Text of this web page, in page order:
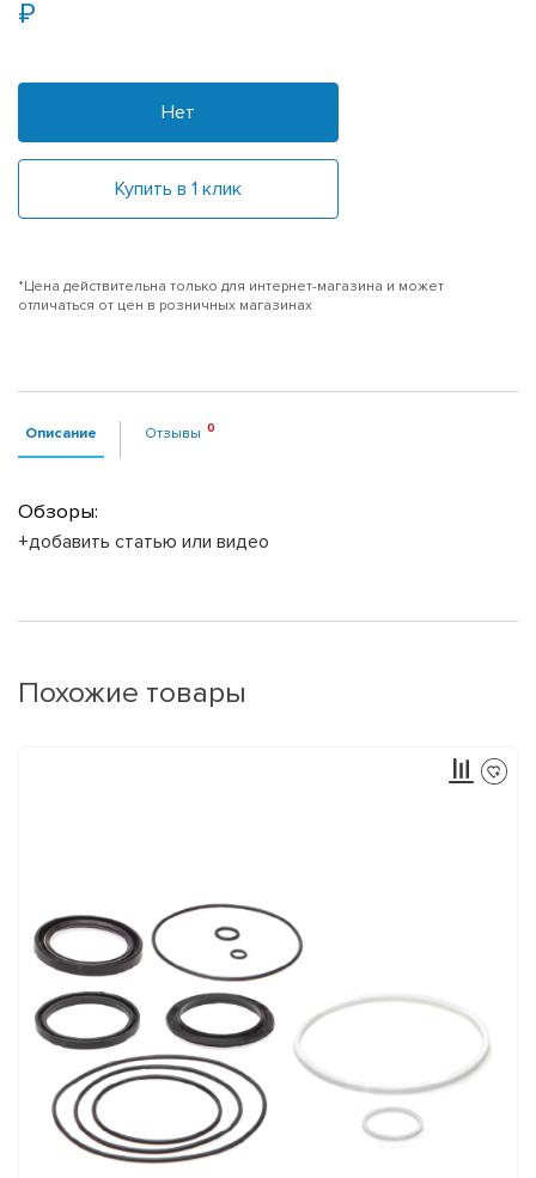
Нет
Купить в 1 клик
*Цена действительна только для интернет-магазина и может
отличаться от цен в розничных магазинах
Описание Отзывы
Обзоры:
+добавить статью или видео
Похожие товары